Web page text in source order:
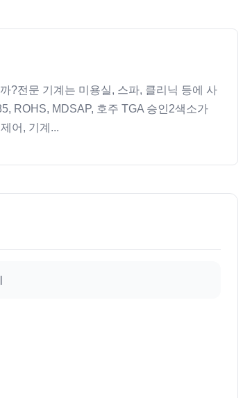
?전문 기계는 미용실, 스파, 클리닉 등에 사
ROHS, MDSAP, 호주 TGA 승인2색소가
어, 기계...